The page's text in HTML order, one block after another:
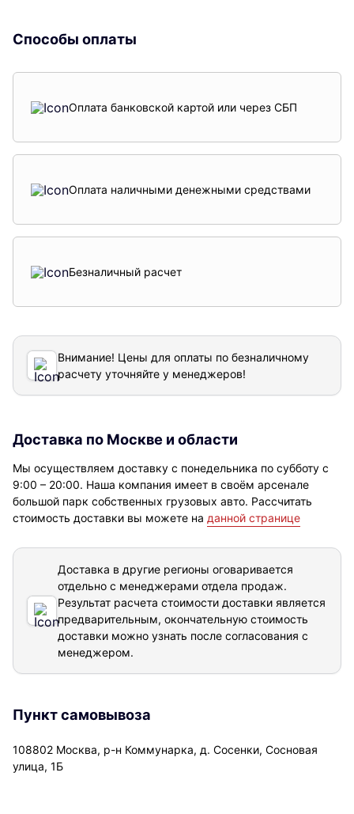
Способы оплаты
Оплата банковской картой или через СБП
Оплата наличными денежными средствами
Безналичный расчет
Внимание! Цены для оплаты по безналичному
расчету уточняйте у менеджеров!
Доставка по Москве и области
Мы осуществляем доставку с понедельника по субботу с
9:00 – 20:00. Наша компания имеет в своём арсенале
большой парк собственных грузовых авто. Рассчитать
стоимость доставки вы можете на данной странице
Доставка в другие регионы оговаривается
отдельно с менеджерами отдела продаж.
Результат расчета стоимости доставки является
предварительным, окончательную стоимость
доставки можно узнать после согласования с
менеджером.
Пункт самовывоза
108802 Москва, р-н Коммунарка, д. Сосенки, Сосновая
улица, 1Б